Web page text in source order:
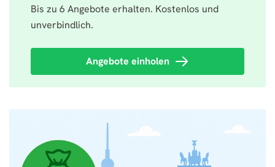
Bis zu 6 Angebote erhalten. Kostenlos und
unverbindlich.
Angebote einholen